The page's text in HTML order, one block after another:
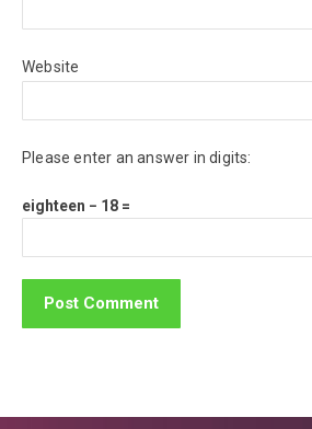
Website
Please enter an answer in digits:
eighteen − 18 =